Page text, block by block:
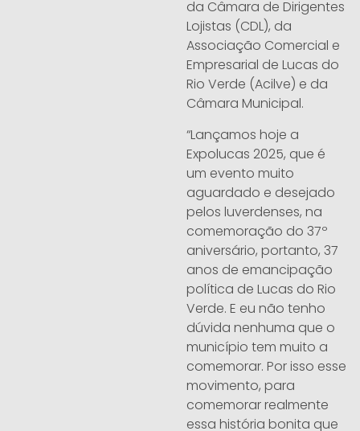
da Câmara de Dirigentes
Lojistas (CDL), da
Associação Comercial e
Empresarial de Lucas do
Rio Verde (Acilve) e da
Câmara Municipal.
“Lançamos hoje a
Expolucas 2025, que é
um evento muito
aguardado e desejado
pelos luverdenses, na
comemoração do 37º
aniversário, portanto, 37
anos de emancipação
política de Lucas do Rio
Verde. E eu não tenho
dúvida nenhuma que o
município tem muito a
comemorar. Por isso esse
movimento, para
comemorar realmente
essa história bonita que